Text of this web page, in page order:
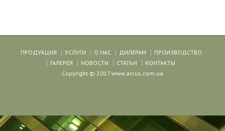
ПРОДУКЦИЯ УСЛУГИ О НАС ДИЛЕРАМ
ПРОИЗВОДСТВО
ГАЛЕРЕЯ
НОВОСТИ СТАТЬИ
КОНТАКТЫ
Copyright © 2017 www.arcus.com.ua